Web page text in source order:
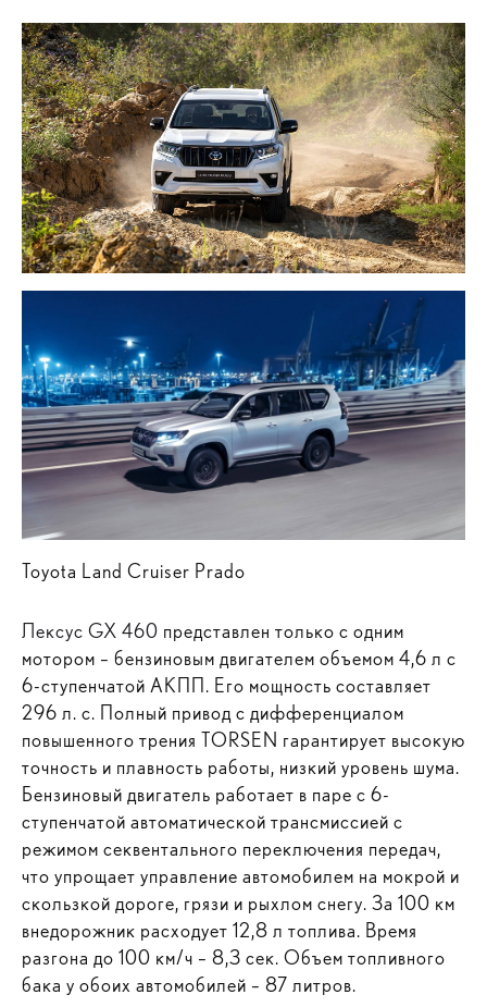
Toyota Land Cruiser Prado
Лексус GX 460 представлен только с одним
мотором – бензиновым двигателем объемом 4,6 л с
6-ступенчатой АКПП. Его мощность составляет
296 л. с. Полный привод с дифференциалом
повышенного трения TORSEN гарантирует высокую
точность и плавность работы, низкий уровень шума.
Бензиновый двигатель работает в паре с 6-
ступенчатой автоматической трансмиссией с
режимом секвентального переключения передач,
что упрощает управление автомобилем на мокрой и
скользкой дороге, грязи и рыхлом снегу. За 100 км
внедорожник расходует 12,8 л топлива. Время
разгона до 100 км/ч – 8,3 сек. Объем топливного
бака у обоих автомобилей – 87 литров.